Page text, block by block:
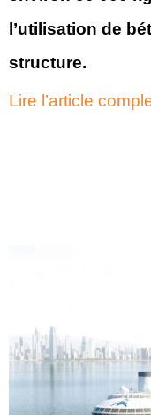
l’utilisation de
structure.
Lire l’article